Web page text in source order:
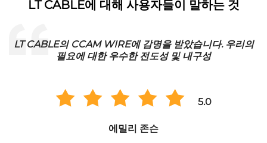
LT CABLE에 대해 사용자들이 말하는 것
LT CABLE의 CCAM WIRE에 감명을 받았습니다. 우리의
필요에 대한 우수한 전도성 및 내구성
5.0
에밀리 존슨